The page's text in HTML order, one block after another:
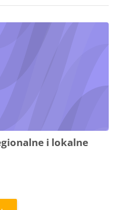
i lokalne